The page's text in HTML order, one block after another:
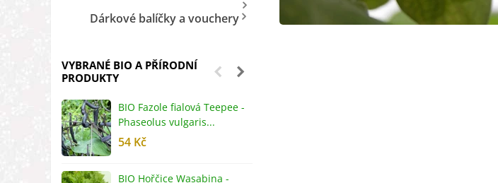
Dárkové balíčky a vouchery
VYBRANÉ BIO A PŘÍRODNÍ
PRODUKTY
BIO Fazole fialová Teepee -
Phaseolus vulgaris...
54 Kč
BIO Hořčice Wasabina -